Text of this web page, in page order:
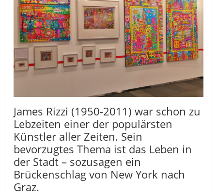
James Rizzi (1950-2011) war schon zu
Lebzeiten einer der populärsten
Künstler aller Zeiten. Sein
bevorzugtes Thema ist das Leben in
der Stadt – sozusagen ein
Brückenschlag von New York nach
Graz.